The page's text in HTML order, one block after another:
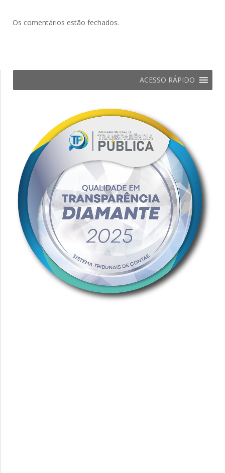
Os comentários estão fechados.
ACESSO RÁPIDO